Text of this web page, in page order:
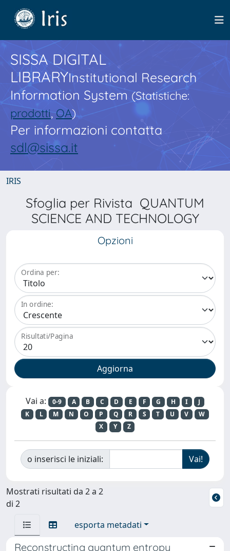
SISSA DIGITAL
LIBRARYInstitutional Research
Information System(Statistiche:
prodotti,OA)
Per informazioni contatta
sdl@sissa.it
IRIS
Sfoglia per Rivista QUANTUM
SCIENCE AND TECHNOLOGY
Opzioni
Ordina per:
In ordine:
Risultati/Pagina
Vai a: 0-9 A B C D E F G H I
J
K
L M N O P Q R S T U V
W
X
Y Z
o inserisci le iniziali:
Mostrati risultati da 2 a 2
di 2
esporta metadati
Reconstructing quantum entropy